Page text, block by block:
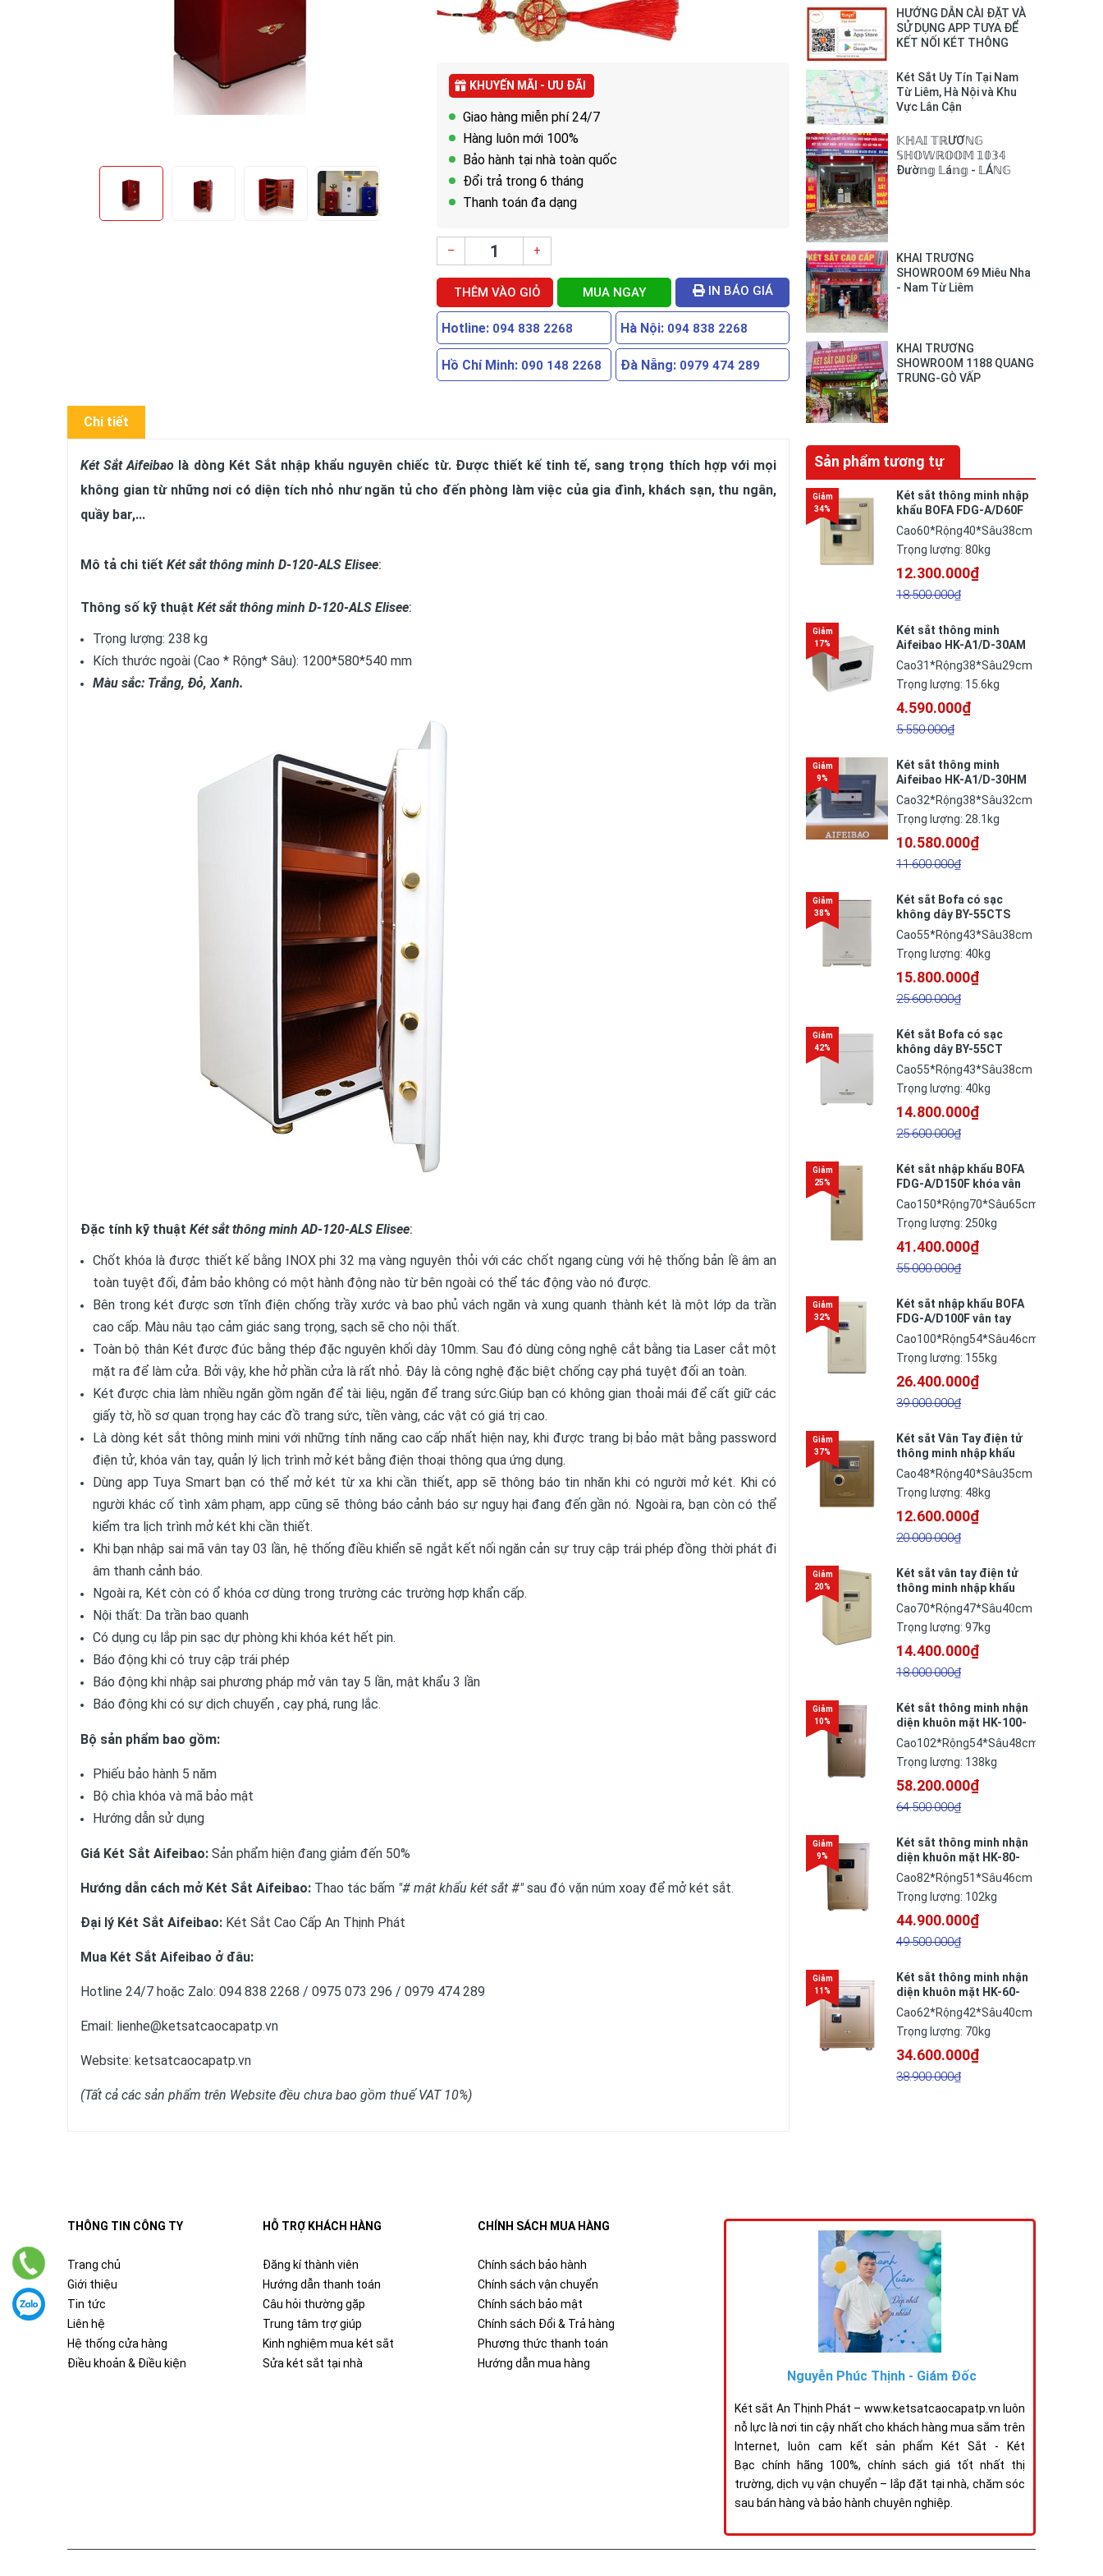
KHUYẾN MÃI - ƯU ĐÃI
Giao hàng miễn phí 24/7
Hàng luôn mới 100%
Bảo hành tại nhà toàn quốc
Đổi trả trong 6 tháng
Thanh toán đa dạng
– +
THÊM VÀO GIỎ MUA NGAY IN BÁO GIÁ
Hotline: 094 838 2268 Hà Nội: 094 838 2268
Hồ Chí Minh: 090 148 2268 Đà Nẵng: 0979 474 289
Chi tiết
Két Sắt Aifeibao là dòng Két Sắt nhập khẩu nguyên chiếc từ. Được thiết kế tinh tế, sang trọng thích hợp với mọi
không gian từ những nơi có diện tích nhỏ như ngăn tủ cho đến phòng làm việc của gia đình, khách sạn, thu ngân,
quầy bar,...
Mô tả chi tiết Két sắt thông minh D-120-ALS Elisee:
Thông số kỹ thuật Két sắt thông minh D-120-ALS Elisee:
Trọng lượng: 238 kg
Kích thước ngoài (Cao * Rộng* Sâu): 1200*580*540 mm
Màu sắc: Trắng, Đỏ, Xanh.
Đặc tính kỹ thuật Két sắt thông minh AD-120-ALS Elisee:
Chốt khóa là được thiết kế bằng INOX phi 32 mạ vàng nguyên thỏi với các chốt ngang cùng với hệ thống bản lề âm an
toàn tuyệt đối, đảm bảo không có một hành động nào từ bên ngoài có thể tác động vào nó được.
Bên trong két được sơn tĩnh điện chống trầy xước và bao phủ vách ngăn và xung quanh thành két là một lớp da trần
cao cấp. Màu nâu tạo cảm giác sang trọng, sạch sẽ cho nội thất.
Toàn bộ thân Két được đúc bằng thép đặc nguyên khối dày 10mm. Sau đó dùng công nghệ cắt bằng tia Laser cắt một
mặt ra để làm cửa. Bởi vậy, khe hở phần cửa là rất nhỏ. Đây là công nghệ đặc biệt chống cạy phá tuyệt đối an toàn.
Két được chia làm nhiều ngăn gồm ngăn để tài liệu, ngăn để trang sức.Giúp bạn có không gian thoải mái để cất giữ các
giấy tờ, hồ sơ quan trọng hay các đồ trang sức, tiền vàng, các vật có giá trị cao.
Là dòng két sắt thông minh mini với những tính năng cao cấp nhất hiện nay, khi được trang bị bảo mật bằng password
điện tử, khóa vân tay, quản lý lịch trình mở két bằng điện thoại thông qua ứng dụng.
Dùng app Tuya Smart bạn có thể mở két từ xa khi cần thiết, app sẽ thông báo tin nhăn khi có người mở két. Khi có
người khác cố tình xâm phạm, app cũng sẽ thông báo cảnh báo sự nguy hại đang đến gần nó. Ngoài ra, bạn còn có thể
kiểm tra lịch trình mở két khi cần thiết.
Khi bạn nhập sai mã vân tay 03 lần, hệ thống điều khiển sẽ ngắt kết nối ngăn cản sự truy cập trái phép đồng thời phát đi
âm thanh cảnh báo.
Ngoài ra, Két còn có ổ khóa cơ dùng trong trường các trường hợp khẩn cấp.
Nội thất: Da trần bao quanh
Có dụng cụ lắp pin sạc dự phòng khi khóa két hết pin.
Báo động khi có truy cập trái phép
Báo động khi nhập sai phương pháp mở vân tay 5 lần, mật khẩu 3 lần
Báo động khi có sự dịch chuyển , cạy phá, rung lắc.
Bộ sản phẩm bao gồm:
Phiếu bảo hành 5 năm
Bộ chìa khóa và mã bảo mật
Hướng dẫn sử dụng
Giá Két Sắt Aifeibao: Sản phẩm hiện đang giảm đến 50%
Hướng dẫn cách mở Két Sắt Aifeibao: Thao tác bấm "# mật khẩu két sắt #"sau đó vặn núm xoay để mở két sắt.
Đại lý Két Sắt Aifeibao: Két Sắt Cao Cấp An Thịnh Phát
Mua Két Sắt Aifeibao ở đâu:
Hotline 24/7 hoặc Zalo: 094 838 2268 / 0975 073 296 / 0979 474 289
Email: lienhe@ketsatcaocapatp.vn
Website: ketsatcaocapatp.vn
(Tất cả các sản phẩm trên Website đều chưa bao gồm thuế VAT 10%)
HƯỚNG DẪN CÀI ĐẶT VÀ
SỬ DỤNG APP TUYA ĐỂ
KẾT NỐI KÉT THÔNG
PHONE
Két Sắt Uy Tín Tại Nam
Từ Liêm, Hà Nội và Khu
Vực Lân Cận
𝕂ℍ𝔸𝕀 𝕋ℝƯƠℕ𝔾
𝕊ℍ𝕆𝕎ℝ𝕆𝕆𝕄 𝟙𝟘𝟛𝟜
Đườ𝕟𝕘 𝕃á𝕟𝕘 - 𝕃Áℕ𝔾
KHAI TRƯƠNG
SHOWROOM 69 Miêu Nha
- Nam Từ Liêm
KHAI TRƯƠNG
SHOWROOM 1188 QUANG
TRUNG-GÒ VẤP
Sản phẩm tương tự
Két sắt thông minh nhập
khẩu BOFA FDG-A/D60F
vân tay điện tử công
nghệ Đức
Cao60*Rộng40*Sâu38cm
Trọng lượng: 80kg
12.300.000₫
18.500.000₫
Két sắt thông minh
Aifeibao HK-A1/D-30AM
Cao31*Rộng38*Sâu29cm
Trọng lượng: 15.6kg
4.590.000₫
5.550.000₫
Két sắt thông minh
Aifeibao HK-A1/D-30HM
Cao32*Rộng38*Sâu32cm
Trọng lượng: 28.1kg
10.580.000₫
11.600.000₫
Két sắt Bofa có sạc
không dây BY-55CTS
thông minh
Cao55*Rộng43*Sâu38cm
Trọng lượng: 40kg
15.800.000₫
25.600.000₫
Két sắt Bofa có sạc
không dây BY-55CT
thông minh
Cao55*Rộng43*Sâu38cm
Trọng lượng: 40kg
14.800.000₫
25.600.000₫
Két sắt nhập khẩu BOFA
FDG-A/D150F khóa vân
tay thông minh công
Cao150*Rộng70*Sâu65cm
Trọng lượng: 250kg
41.400.000₫
55.000.000₫
Két sắt nhập khẩu BOFA
FDG-A/D100F vân tay
thông minh công nghệ
Cao100*Rộng54*Sâu46cm
Trọng lượng: 155kg
26.400.000₫
39.000.000₫
Két sắt Vân Tay điện tử
thông minh nhập khẩu
BF-V-45BS2N công nghệ
Cao48*Rộng40*Sâu35cm
Trọng lượng: 48kg
12.600.000₫
20.000.000₫
Két sắt vân tay điện tử
thông minh nhập khẩu
BOFA FDG-A/D70F công
nghệ Đức
Cao70*Rộng47*Sâu40cm
Trọng lượng: 97kg
14.400.000₫
18.000.000₫
Két sắt thông minh nhận
diện khuôn mặt HK-100-
BR
Cao102*Rộng54*Sâu48cm
Trọng lượng: 138kg
58.200.000₫
64.500.000₫
Két sắt thông minh nhận
diện khuôn mặt HK-80-
BR
Cao82*Rộng51*Sâu46cm
Trọng lượng: 102kg
44.900.000₫
49.500.000₫
Két sắt thông minh nhận
diện khuôn mặt HK-60-
BR
Cao62*Rộng42*Sâu40cm
Trọng lượng: 70kg
34.600.000₫
38.900.000₫
THÔNG TIN CÔNG TY
Trang chủ
Giới thiệu
Tin tức
Liên hệ
Hệ thống cửa hàng
Điều khoản & Điều kiện
HỖ TRỢ KHÁCH HÀNG
Đăng kí thành viên
Hướng dẫn thanh toán
Câu hỏi thường gặp
Trung tâm trợ giúp
Kinh nghiệm mua két sắt
Sửa két sắt tại nhà
CHÍNH SÁCH MUA HÀNG
Chính sách bảo hành
Chính sách vận chuyển
Chính sách bảo mật
Chính sách Đổi & Trả hàng
Phương thức thanh toán
Hướng dẫn mua hàng
Nguyễn Phúc Thịnh - Giám Đốc
Két sắt An Thịnh Phát – www.ketsatcaocapatp.vn luôn
nỗ lực là nơi tin cậy nhất cho khách hàng mua sắm trên
Internet, luôn cam kết sản phẩm Két Sắt - Két
Bạc chính hãng 100%, chính sách giá tốt nhất thị
trường, dịch vụ vận chuyển – lắp đặt tại nhà, chăm sóc
sau bán hàng và bảo hành chuyên nghiệp.